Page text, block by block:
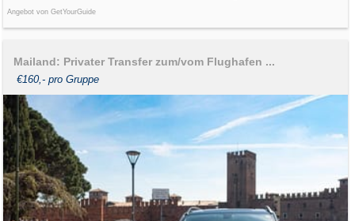
Angebot von GetYourGuide
Mailand: Privater Transfer zum/vom Flughafen ...
€160,- pro Gruppe